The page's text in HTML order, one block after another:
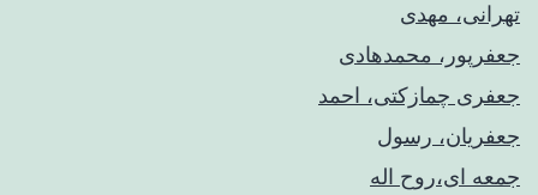
تهرانی، مهدی
جعفرپور، محمدهادی
جعفری چمازکتی، احمد
جعفریان، رسول
جمعه ای،روح اله